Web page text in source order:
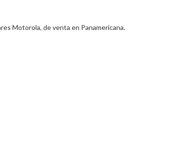
Motorola, de venta en Panamericana.